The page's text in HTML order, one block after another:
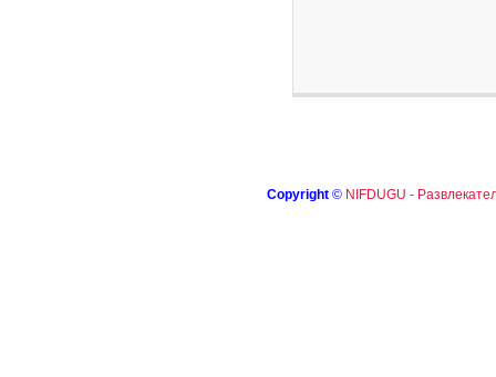
Copyright © NIFDUGU -